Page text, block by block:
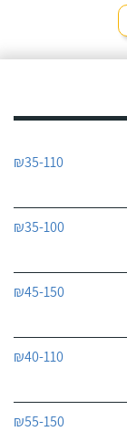
₪35-110
₪35-100
₪45-150
₪40-110
₪55-150